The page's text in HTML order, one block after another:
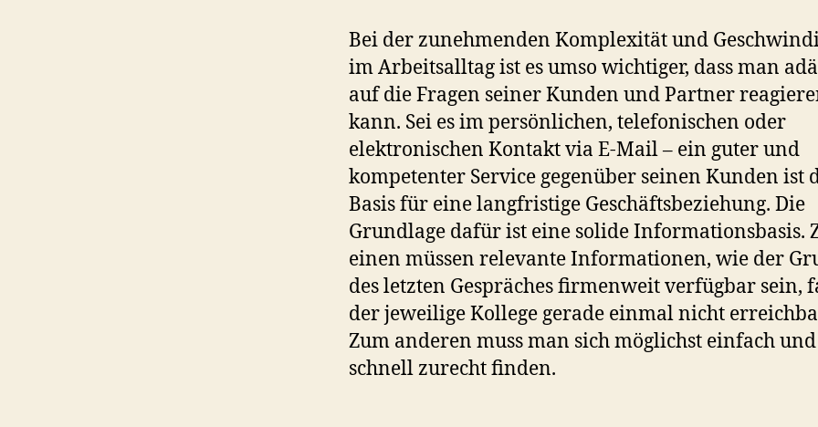
Bei der zunehmenden Komplexität und
im Arbeitsalltag ist es umso wichtiger, dass man
auf die Fragen seiner Kunden und Partner
kann. Sei es im persönlichen, telefonischen oder
elektronischen Kontakt via E-Mail – ein guter und
kompetenter Service gegenüber seinen Kunden ist
Basis für eine langfristige Geschäftsbeziehung. Die
Grundlage dafür ist eine solide Informationsbasis.
einen müssen relevante Informationen, wie der
des letzten Gespräches firmenweit verfügbar sein,
der jeweilige Kollege gerade einmal nicht
Zum anderen muss man sich möglichst einfach und
schnell zurecht finden.